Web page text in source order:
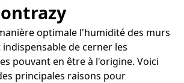
optimale l'humidité des murs
indispensable de cerner les
pouvant en être à l'origine. Voici
principales raisons pour